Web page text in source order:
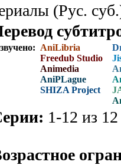
(Рус.
AniLibria
Freedub Studio
Animedia
AniPLague
SHIZA Project
1-12 из